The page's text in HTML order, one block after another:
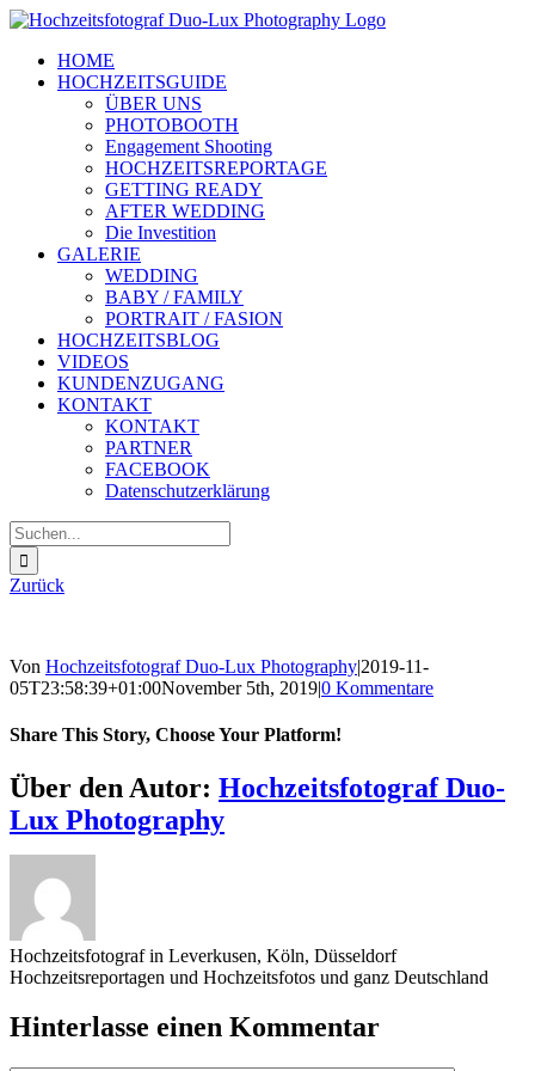
Zum
springenHOME
HOCHZEITSGUIDE
ÜBER UNS
PHOTOBOOTH
Engagement Shooting
HOCHZEITSREPORTAGE
GETTING READY
AFTER WEDDING
Die Investition
GALERIE
WEDDING
BABY / FAMILY
PORTRAIT / FASION
HOCHZEITSBLOG
VIDEOS
KUNDENZUGANG
KONTAKT
KONTAKT
PARTNER
FACEBOOK
Datenschutzerklärung
Suche
nach:
Zurück
Von Hochzeitsfotograf Duo-Lux Photography|2019-11-
05T23:58:39+01:00November 5th, 2019|0 Kommentare
Share This Story, Choose Your Platform!
Sharing_facebook
Sharing_twitter
Sharing_reddit
Über den Autor: Hochzeitsfotograf Duo-
Lux Photography
Hochzeitsfotograf in Leverkusen, Köln, Düsseldorf
Hochzeitsreportagen und Hochzeitsfotos und ganz Deutschland
Hinterlasse einen Kommentar